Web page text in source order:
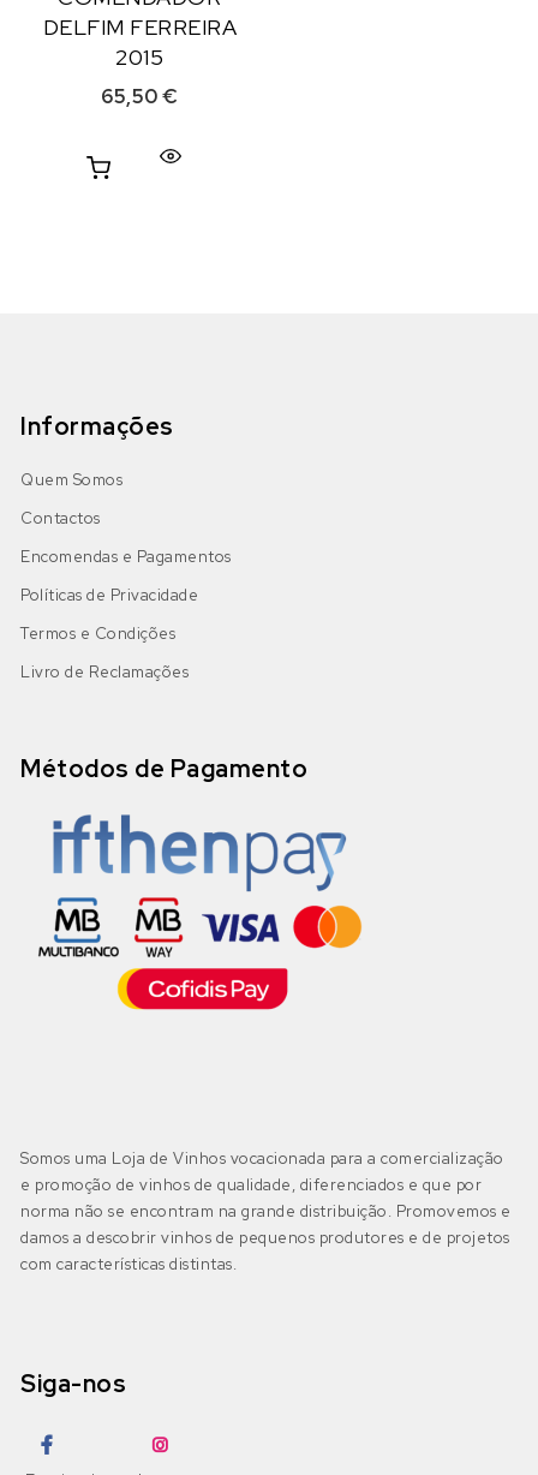
DELFIM FERREIRA
2015
65,50€
Informações
Quem Somos
Contactos
Encomendas e Pagamentos
Políticas de Privacidade
Termos e Condições
Livro de Reclamações
Métodos de Pagamento
Somos uma Loja de Vinhos vocacionada para a comercialização
e promoção de vinhos de qualidade, diferenciados e que por
norma não se encontram na grande distribuição. Promovemos e
damos a descobrir vinhos de pequenos produtores e de projetos
com características distintas.
Siga-nos